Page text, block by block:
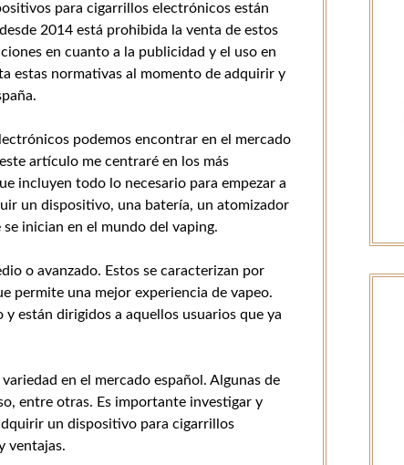
para cigarrillos electrónicos están
2014 está prohibida la venta de estos
en cuanto a la publicidad y el uso en
estas normativas al momento de adquirir y
podemos encontrar en el mercado
artículo me centraré en los más
incluyen todo lo necesario para empezar a
un dispositivo, una batería, un atomizador
inician en el mundo del vaping.
o avanzado. Estos se caracterizan por
permite una mejor experiencia de vapeo.
están dirigidos a aquellos usuarios que ya
en el mercado español. Algunas de
entre otras. Es importante investigar y
un dispositivo para cigarrillos
ventajas.